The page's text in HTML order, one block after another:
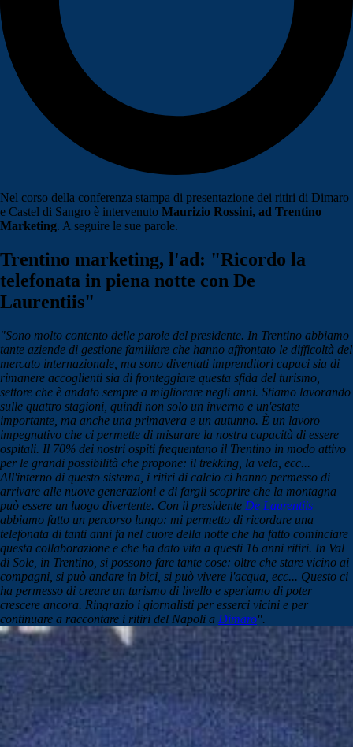
Nel corso della conferenza stampa di presentazione dei ritiri di Dimaro
e Castel di Sangro è intervenuto Maurizio Rossini, ad Trentino
Marketing. A seguire le sue parole.
Trentino marketing, l'ad: "Ricordo la
telefonata in piena notte con De
Laurentiis"
"Sono molto contento delle parole del presidente. In Trentino abbiamo
tante aziende di gestione familiare che hanno affrontato le difficoltà del
mercato internazionale, ma sono diventati imprenditori capaci sia di
rimanere accoglienti sia di fronteggiare questa sfida del turismo,
settore che è andato sempre a migliorare negli anni. Stiamo lavorando
sulle quattro stagioni, quindi non solo un inverno e un'estate
importante, ma anche una primavera e un autunno. È un lavoro
impegnativo che ci permette di misurare la nostra capacità di essere
ospitali. Il 70% dei nostri ospiti frequentano il Trentino in modo attivo
per le grandi possibilità che propone: il trekking, la vela, ecc...
All'interno di questo sistema, i ritiri di calcio ci hanno permesso di
arrivare alle nuove generazioni e di fargli scoprire che la montagna
può essere un luogo divertente. Con il presidente De Laurentiis
abbiamo fatto un percorso lungo: mi permetto di ricordare una
telefonata di tanti anni fa nel cuore della notte che ha fatto cominciare
questa collaborazione e che ha dato vita a questi 16 anni ritiri. In Val
di Sole, in Trentino, si possono fare tante cose: oltre che stare vicino ai
compagni, si può andare in bici, si può vivere l'acqua, ecc... Questo ci
ha permesso di creare un turismo di livello e speriamo di poter
crescere ancora. Ringrazio i giornalisti per esserci vicini e per
continuare a raccontare i ritiri del Napoli a Dimaro".